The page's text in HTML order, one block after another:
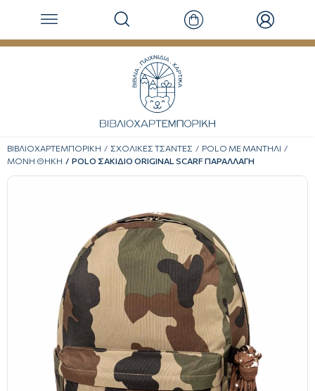
ΒΙΒΛΙΟΧΑΡΤΕΜΠΟΡΙΚΗ ΣΧΟΛΙΚΕΣ ΤΣΑΝΤΕΣ
POLO ΜΕ ΜΑΝΤΗΛΙ
ΜΟΝΗ ΘΗΚΗ
POLO ΣΑΚΙΔΙΟ ORIGINAL SCARF ΠΑΡΑΛΛΑΓΗ